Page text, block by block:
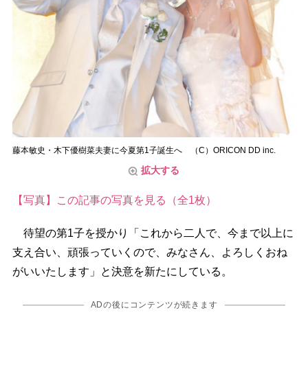
藤本敏史・木下優樹菜夫妻に今夏第1子誕生へ （C）ORICON DD inc.
拡大する
【写真】この記事の写真を見る（全1枚）
待望の第1子を授かり「これから二人で、今まで以上に
支え合い、頑張っていくので、みなさん、よろしくおね
がいいたします」と決意を新たにしている。
ADの後にコンテンツが続きます